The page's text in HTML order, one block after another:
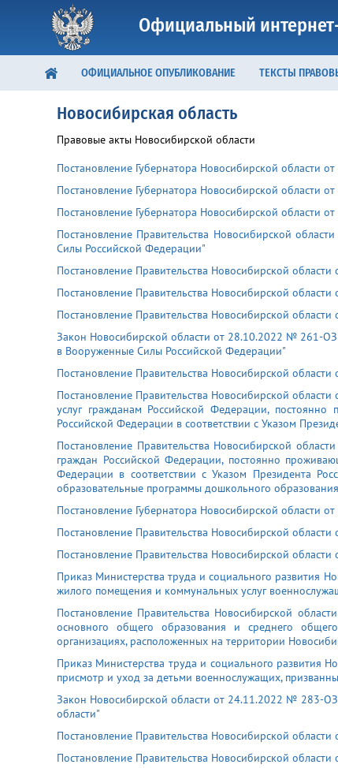
Официальный
ОФИЦИАЛЬНОЕ ОПУБЛИКОВАНИЕ ТЕКСТЫ
Новосибирская область
Правовые акты Новосибирской области
Постановление Губернатора Новосибирской области
Постановление Губернатора Новосибирской области
Постановление Губернатора Новосибирской области
Постановление Правительства Новосибирской
Силы Российской Федерации"
Постановление Правительства Новосибирской
Постановление Правительства Новосибирской
Постановление Правительства Новосибирской
Закон Новосибирской области от 28.10.2022 № 261-
в Вооруженные Силы Российской Федерации"
Постановление Правительства Новосибирской
Постановление Правительства Новосибирской
услуг гражданам Российской Федерации,
Российской Федерации в соответствии с Указом
Постановление Правительства Новосибирской
граждан Российской Федерации, постоянно
Федерации в соответствии с Указом Президента
образовательные программы дошкольного
Постановление Губернатора Новосибирской области
Постановление Правительства Новосибирской
Постановление Правительства Новосибирской
Приказ Министерства труда и социального развития
жилого помещения и коммунальных услуг
Постановление Правительства Новосибирской
основного общего образования и среднего
организациях, расположенных на территории
Приказ Министерства труда и социального развития
присмотр и уход за детьми военнослужащих,
Закон Новосибирской области от 24.11.2022 № 283-ОЗ
области"
Постановление Правительства Новосибирской
Постановление Правительства Новосибирской